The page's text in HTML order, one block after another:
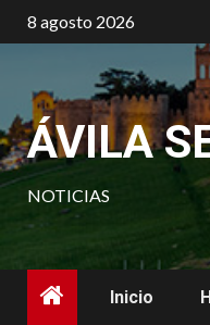
Saltar
al
8 agosto 2026
ÁVILA
NOTICIAS
Inicio